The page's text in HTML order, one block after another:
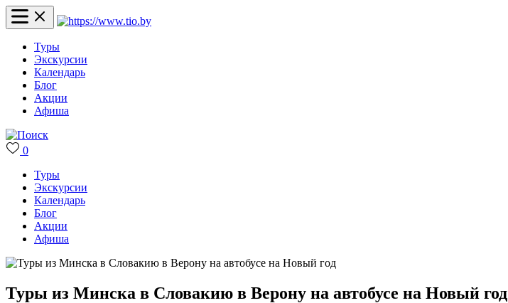
Туры
Экскурсии
Календарь
Блог
Акции
Афиша
0
Туры
Экскурсии
Календарь
Блог
Акции
Афиша
Туры из Минска в Словакию в Верону на автобусе на Новый год